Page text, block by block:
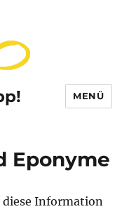
MENÜ
Eponyme
diese Information